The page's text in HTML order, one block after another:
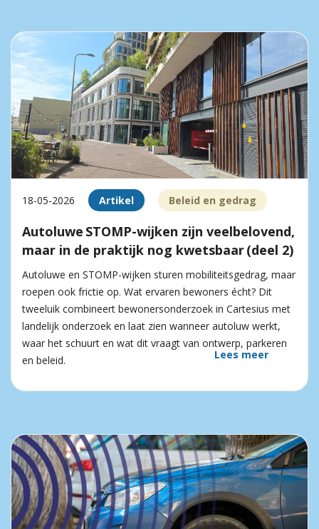
18-05-2026 Artikel Beleid en gedrag
Autoluwe STOMP-wijken zijn veelbelovend,
maar in de praktijk nog kwetsbaar (deel 2)
Autoluwe en STOMP-wijken sturen mobiliteitsgedrag, maar
roepen ook frictie op. Wat ervaren bewoners écht? Dit
tweeluik combineert bewonersonderzoek in Cartesius met
landelijk onderzoek en laat zien wanneer autoluw werkt,
waar het schuurt en wat dit vraagt van ontwerp, parkeren
en beleid.
Lees meer